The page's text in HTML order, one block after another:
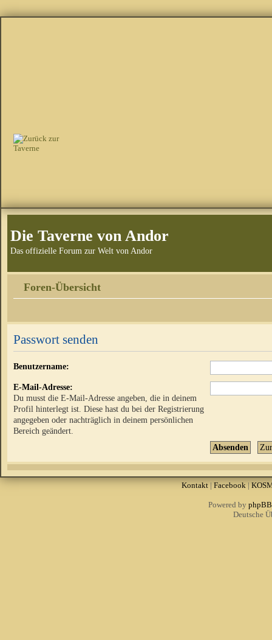
Die Taverne von Andor
Das offizielle Forum zur Welt von Andor
Foren-Übersicht
Passwort senden
Benutzername:
E-Mail-Adresse:
Du musst die E-Mail-Adresse angeben, die in deinem
Profil hinterlegt ist. Diese hast du bei der Registrierung
angegeben oder nachträglich in deinem persönlichen
Bereich geändert.
Kontakt| Facebook |
Powered by phpBB
Deutsche